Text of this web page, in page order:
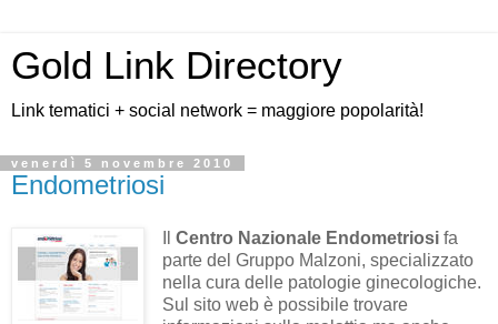
Gold Link Directory
Link tematici + social network = maggiore popolarità!
venerdì 5 novembre 2010
Endometriosi
Centro Nazionale Endometriosifa
parte del Gruppo Malzoni, specializzato
nella cura delle patologie ginecologiche.
Sul sito web è possibile trovare